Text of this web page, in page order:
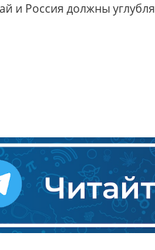
и Россия должны